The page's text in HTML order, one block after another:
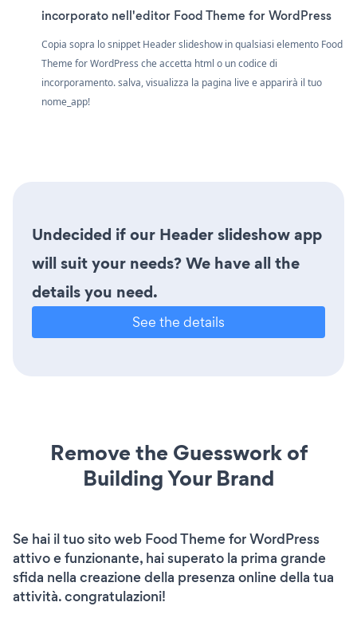
incorporato nell'editor Food Theme for WordPress
Copia sopra lo snippet Header slideshow in qualsiasi elemento Food
Theme for WordPress che accetta html o un codice di
incorporamento. salva, visualizza la pagina live e apparirà il tuo
nome_app!
Undecided if our Header slideshow app
will suit your needs? We have all the
details you need.
See the details
Remove the Guesswork of
Building Your Brand
Se hai il tuo sito web Food Theme for WordPress
attivo e funzionante, hai superato la prima grande
sfida nella creazione della presenza online della tua
attività. congratulazioni!